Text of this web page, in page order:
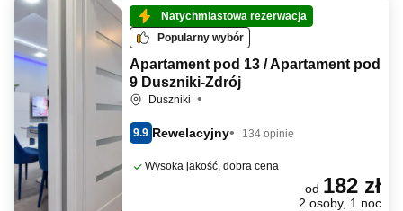
Natychmiastowa rezerwacja
Popularny wybór
Apartament pod 13 / Apartament pod
9 Duszniki-Zdrój
Duszniki
9.9 Rewelacyjny 134 opinie
Wysoka jakość, dobra cena
od 182 zł
2 osoby, 1 noc